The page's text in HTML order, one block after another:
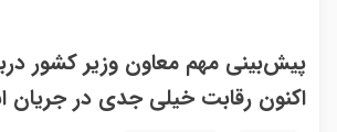
پیش‌بینی مهم معاون وزیر کشور
اکنون رقابت خیلی جدی در